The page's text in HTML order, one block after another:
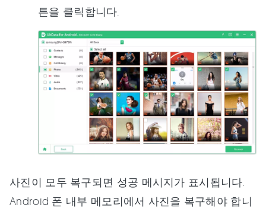
튼을 클릭합니다.
사진이 모두 복구되면 성공 메시지가 표시됩니다.
Android 폰 내부 메모리에서 사진을 복구해야 합니